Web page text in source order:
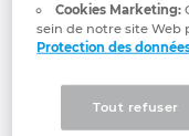
Quanos acts
China Taiwan
Colombia
Cookies Marketing:
sein de notre site Web
Protection des
Tout refuser